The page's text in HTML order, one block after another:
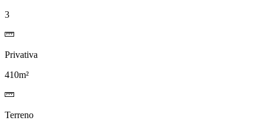
3
Privativa
410m²
Terreno